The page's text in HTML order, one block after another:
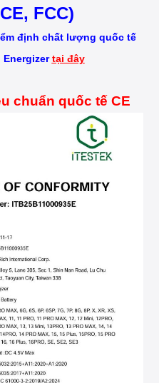
FCC)
định chất lượng quốc tế
Energizertại đây
chuẩn quốc tế CE